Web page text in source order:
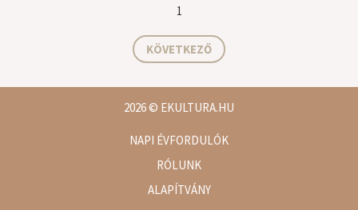
1
KÖVETKEZŐ
2026© EKULTURA.HU
NAPI ÉVFORDULÓK
RÓLUNK
ALAPÍTVÁNY